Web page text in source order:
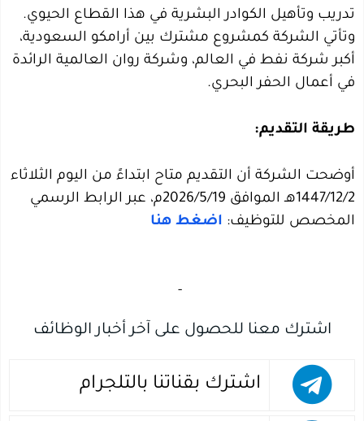
تدريب وتأهيل الكوادر البشرية في هذا القطاع الحيوي.
وتأتي الشركة كمشروع مشترك بين أرامكو السعودية،
أكبر شركة نفط في العالم، وشركة روان العالمية الرائدة
في أعمال الحفر البحري.
طريقة التقديم:
أوضحت الشركة أن التقديم متاح ابتداءً من اليوم الثلاثاء
1447/12/2هـ الموافق 2026/5/19م، عبر الرابط الرسمي
المخصص للتوظيف: اضغط هنا
-‏
اشترك معنا للحصول على آخر أخبار الوظائف
اشترك بقناتنا بالتلجرام